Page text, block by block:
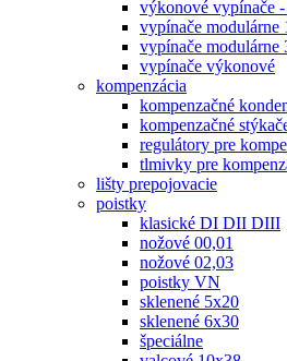
výkonové vypínače
vypínače modulárne
vypínače modulárne
vypínače výkonové
kompenzácia
kompenzačné
kompenzačné
regulátory pre
tlmivky pre
lišty prepojovacie
poistky
klasické DI DII DIII
nožové 00,01
nožové 02,03
poistky VN
sklenené 5x20
sklenené 6x30
špeciálne